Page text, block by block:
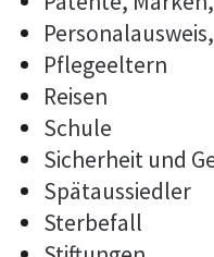
Pflegeeltern
Reisen
Schule
Sicherheit und
Spätaussiedler
Sterbefall